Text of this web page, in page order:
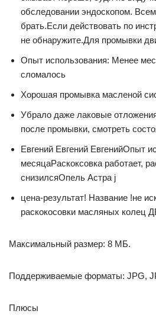
обследовании эндоскопом.
брать.Если действовать по
не обнаружите.Для промывки
Опыт использования: Менее
сломалось
Хорошая промывка масленой
Убрало даже лаковые
после промывки, смотреть
Евгений Евгений ЕвгенийОпыт
месяцаРаскоксовка работает,
снизилсяОпель Астра j
цена-результат! Название !не
раскокосовки масляных
Максимальный размер: 8 МБ.
Поддерживаемые форматы: JPG,
Плюсы